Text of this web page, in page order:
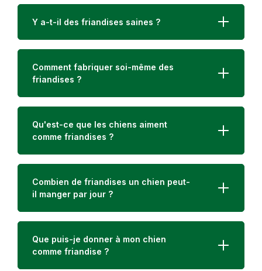
brute 6,3%, cellulose brute 8,4%Recommandation
Y a-t-il des friandises saines ?
Comment fabriquer soi-même des
friandises ?
Qu'est-ce que les chiens aiment
comme friandises ?
Combien de friandises un chien peut-
il manger par jour ?
Que puis-je donner à mon chien
comme friandise ?